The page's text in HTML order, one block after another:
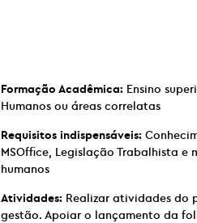
Formação Acadêmica: Ensino
Humanos ou áreas correlatas
Requisitos indispensáveis:
MSOffice, Legislação Trabalhista
humanos
Atividades: Realizar atividades do
gestão. Apoiar o lançamento da